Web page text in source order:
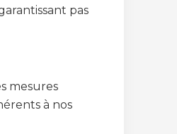
pas
mesures
à nos